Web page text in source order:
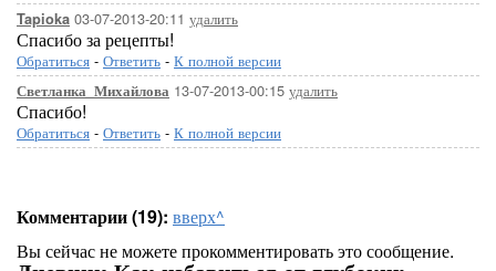
Tapioka 03-07-2013-20:11 удалить
Спасибо за рецепты!
Обратиться - Ответить - К полной версии
Светланка_Михайлова 13-07-2013-00:15 удалить
Спасибо!
Обратиться - Ответить - К полной версии
Комментарии (19): вверх^
Вы сейчас не можете прокомментировать это сообщение.